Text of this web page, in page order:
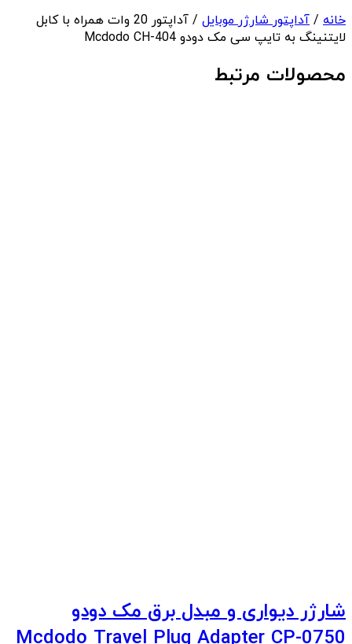
خانه / آداپتور شارژر موبایل
/ آداپتور 20 وات همراه با کابل
لایتنینگ به تایپ سی مک دودو Mcdodo CH-404
محصولات مرتبط
شارژر دیواری و مبدل برق مک دودو
Mcdodo Travel Plug Adapter CP-0750